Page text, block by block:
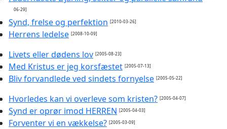
06-29]
Synd, frelse og perfektion [2010-03-26]
Herrens ledelse [2008-10-09]
Livets eller dødens lov [2005-08-23]
Med Kristus er jeg korsfæstet [2005-07-13]
Bliv forvandlede ved sindets fornyelse [2005-05-22]
Hvorledes kan vi overleve som kristen? [2005-04-07]
Synd er oprør imod HERREN [2005-04-03]
Forventer vi en vækkelse? [2005-03-09]